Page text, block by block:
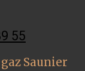
55
Saunier